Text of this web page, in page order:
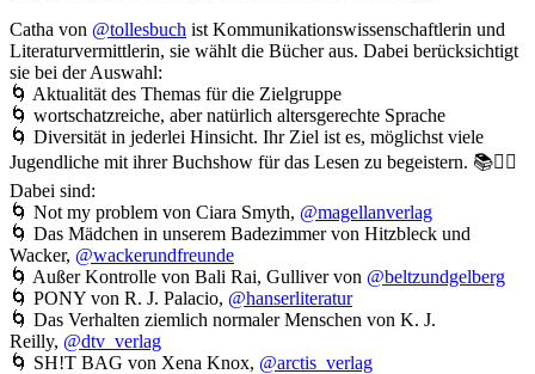
Catha von @tollesbuch ist Kommunikationswissenschaftlerin und
Literaturvermittlerin, sie wählt die Bücher aus. Dabei berücksichtigt
sie bei der Auswahl:
🌀 Aktualität des Themas für die Zielgruppe
🌀 wortschatzreiche, aber natürlich altersgerechte Sprache
🌀 Diversität in jederlei Hinsicht. Ihr Ziel ist es, möglichst viele
Jugendliche mit ihrer Buchshow für das Lesen zu begeistern. 📚❤️‍🔥
Dabei sind:
🌀 Not my problem von Ciara Smyth, @magellanverlag
🌀 Das Mädchen in unserem Badezimmer von Hitzbleck und
Wacker, @wackerundfreunde
🌀 Außer Kontrolle von Bali Rai, Gulliver von @beltzundgelberg
🌀 PONY von R. J. Palacio, @hanserliteratur
🌀 Das Verhalten ziemlich normaler Menschen von K. J.
Reilly, @dtv_verlag
🌀 SH!T BAG von Xena Knox, @arctis_verlag